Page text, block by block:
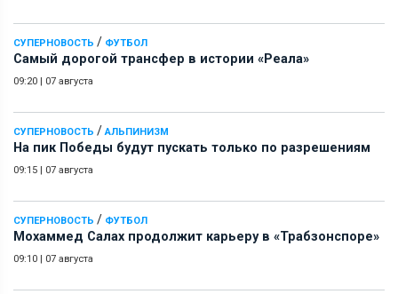
СУПЕРНОВОСТЬ / ФУТБОЛ
Самый дорогой трансфер в истории «Реала»
09:20 07 августа
СУПЕРНОВОСТЬ /АЛЬПИНИЗМ
На пик Победы будут пускать только по разрешениям
09:15 07 августа
СУПЕРНОВОСТЬ / ФУТБОЛ
Мохаммед Салах продолжит карьеру в «Трабзонспоре»
09:10 07 августа